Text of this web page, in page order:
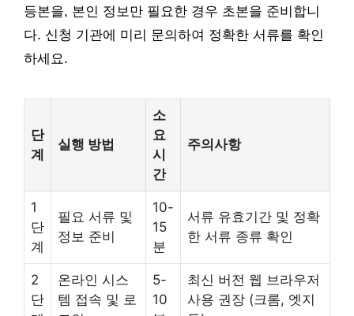
등본을, 본인 정보만 필요한 경우 초본을 준비합니
다. 신청 기관에 미리 문의하여 정확한 서류를 확인
하세요.
단
계
실행 방법
소
요
시
간
주의사항
1
단
계
필요 서류 및
정보 준비
10-
15
분
서류 유효기간 및 정확
한 서류 종류 확인
2
단
온라인 시스
템 접속 및 로
5-
10
최신 버전 웹 브라우저
사용 권장 (크롬, 엣지